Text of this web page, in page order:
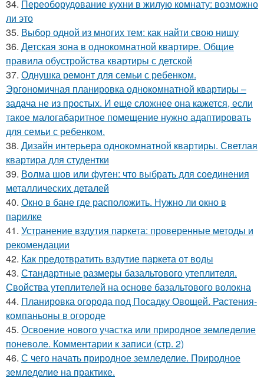
34. Переоборудование кухни в жилую комнату: возможно
ли это
35. Выбор одной из многих тем: как найти свою нишу
36. Детская зона в однокомнатной квартире. Общие
правила обустройства квартиры с детской
37. Однушка ремонт для семьи с ребенком.
Эргономичная планировка однокомнатной квартиры –
задача не из простых. И еще сложнее она кажется, если
такое малогабаритное помещение нужно адаптировать
для семьи с ребенком.
38. Дизайн интерьера однокомнатной квартиры. Светлая
квартира для студентки
39. Волма шов или фуген: что выбрать для соединения
металлических деталей
40. Окно в бане где расположить. Нужно ли окно в
парилке
41. Устранение вздутия паркета: проверенные методы и
рекомендации
42. Как предотвратить вздутие паркета от воды
43. Стандартные размеры базальтового утеплителя.
Свойства утеплителей на основе базальтового волокна
44. Планировка огорода под Посадку Овощей. Растения-
компаньоны в огороде
45. Освоение нового участка или природное земледелие
поневоле. Комментарии к записи (стр. 2)
46. С чего начать природное земледелие. Природное
земледелие на практике.